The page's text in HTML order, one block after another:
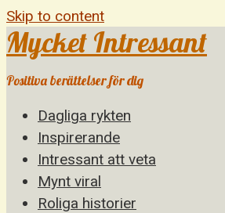
Skip to content
Mycket Intressant
Positiva berättelser för dig
Dagliga rykten
Inspirerande
Intressant att veta
Mynt viral
Roliga historier